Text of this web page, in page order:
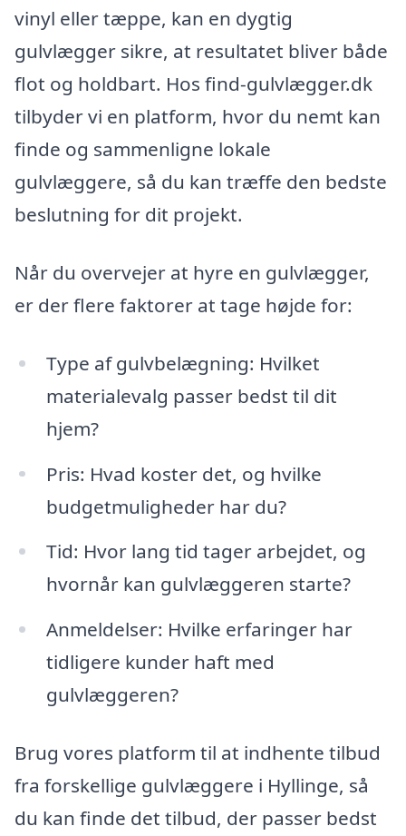
vinyl eller tæppe, kan en dygtig
gulvlægger sikre, at resultatet bliver både
flot og holdbart. Hos find-gulvlægger.dk
tilbyder vi en platform, hvor du nemt kan
finde og sammenligne lokale
gulvlæggere, så du kan træffe den bedste
beslutning for dit projekt.
Når du overvejer at hyre en gulvlægger,
er der flere faktorer at tage højde for:
Type af gulvbelægning: Hvilket
materialevalg passer bedst til dit
hjem?
Pris: Hvad koster det, og hvilke
budgetmuligheder har du?
Tid: Hvor lang tid tager arbejdet, og
hvornår kan gulvlæggeren starte?
Anmeldelser: Hvilke erfaringer har
tidligere kunder haft med
gulvlæggeren?
Brug vores platform til at indhente tilbud
fra forskellige gulvlæggere i Hyllinge, så
du kan finde det tilbud, der passer bedst